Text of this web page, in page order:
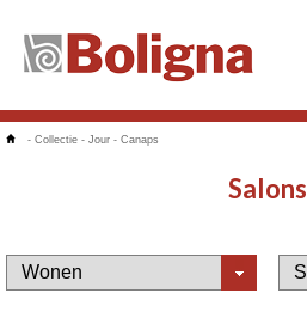
- Collectie - Jour - Canaps
Salons